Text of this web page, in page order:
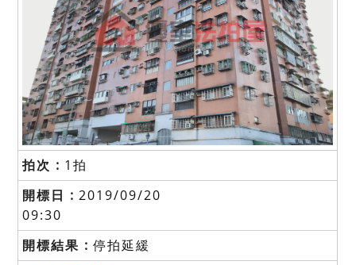
1拍
2019/09/20
09:30
停拍延緩